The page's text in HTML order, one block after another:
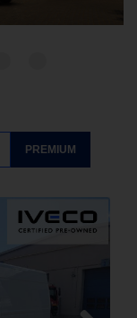
PREMIUM